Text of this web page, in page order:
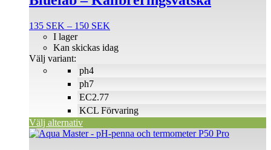
135 SEK – 150 SEK
till
ph4
ph7
EC2.77
KCL Förvaring
I lager
Kan skickas idag
Välj variant:
Välj alternativ
har
varianter.
olika
alternativen